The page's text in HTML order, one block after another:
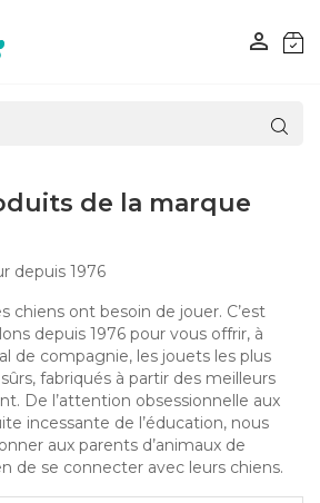

de la marque
depuis 1976
chiens ont besoin de jouer. C’est
depuis 1976 pour vous offrir, à
de compagnie, les jouets les plus
fabriqués à partir des meilleurs
De l’attention obsessionnelle aux
incessante de l’éducation, nous
aux parents d’animaux de
de se connecter avec leurs chiens.